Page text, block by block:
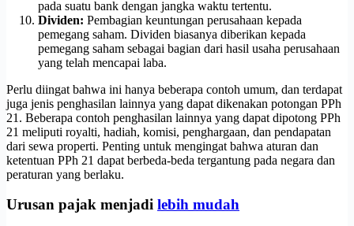
pada suatu bank dengan jangka waktu tertentu.
Dividen: Pembagian keuntungan perusahaan kepada
pemegang saham. Dividen biasanya diberikan kepada
pemegang saham sebagai bagian dari hasil usaha perusahaan
yang telah mencapai laba.
Perlu diingat bahwa ini hanya beberapa contoh umum, dan terdapat
juga jenis penghasilan lainnya yang dapat dikenakan potongan PPh
21. Beberapa contoh penghasilan lainnya yang dapat dipotong PPh
21 meliputi royalti, hadiah, komisi, penghargaan, dan pendapatan
dari sewa properti. Penting untuk mengingat bahwa aturan dan
ketentuan PPh 21 dapat berbeda-beda tergantung pada negara dan
peraturan yang berlaku.
Urusan pajak menjadi lebih mudah